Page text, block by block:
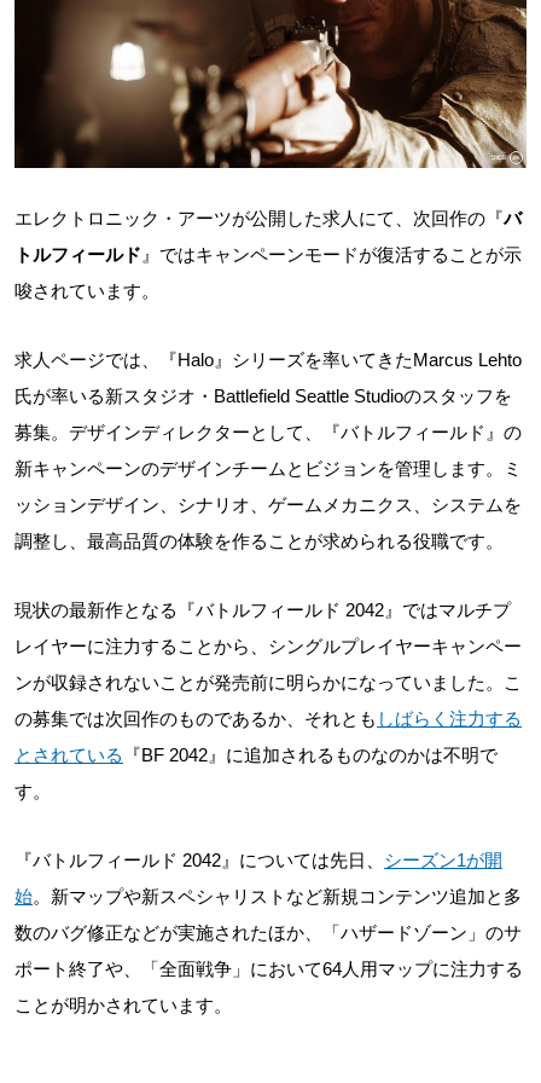
エレクトロニック・アーツが公開した求人にて、次回作の『バ
トルフィールド 』ではキャンペーンモードが復活することが示
唆されています。
求人ページでは、『Halo』シリーズを率いてきたMarcus Lehto
氏が率いる新スタジオ・Battlefield Seattle Studioのスタッフを
募集。デザインディレクターとして、『バトルフィールド』の
新キャンペーンのデザインチームとビジョンを管理します。ミ
ッションデザイン、シナリオ、ゲームメカニクス、システムを
調整し、最高品質の体験を作ることが求められる役職です。
現状の最新作となる『バトルフィールド 2042』ではマルチプ
レイヤーに注力することから、シングルプレイヤーキャンペー
ンが収録されないことが発売前に明らかになっていました。こ
の募集では次回作のものであるか、それとも しばらく注力する
とされている
『BF 2042』に追加されるものなのかは不明で
す。
『バトルフィールド 2042』については先日、 シーズン1が開
始。新マップや新スペシャリストなど新規コンテンツ追加と多
数のバグ修正などが実施されたほか、「ハザードゾーン」のサ
ポート終了や、「全面戦争」において64人用マップに注力する
ことが明かされています。